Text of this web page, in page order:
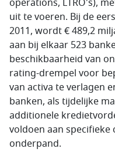
operations, LTRO's),
uit te voeren. Bij de
2011, wordt € 489,2
aan bij elkaar 523
beschikbaarheid van
rating-drempel voor
van activa te verlagen
banken, als tijdelijke
additionele
voldoen aan specifieke
onderpand.